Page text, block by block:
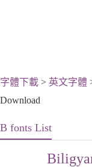
字體下載 > 英文字體
Download
B fonts List